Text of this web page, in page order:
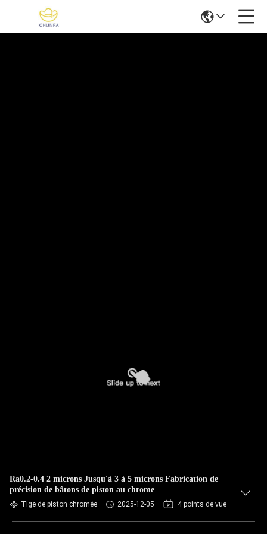
Ra0.2-0.4 2 microns Jusqu'à 3 à 5 microns Fabrication de
précision de bâtons de piston au chrome
Tige de piston chromée 2025-12-05 4 points de vue